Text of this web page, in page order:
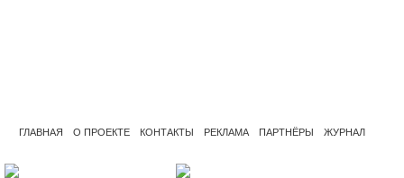
ГЛАВНАЯ О ПРОЕКТЕ КОНТАКТЫ РЕКЛАМА ПАРТНЁРЫ ЖУРНАЛ